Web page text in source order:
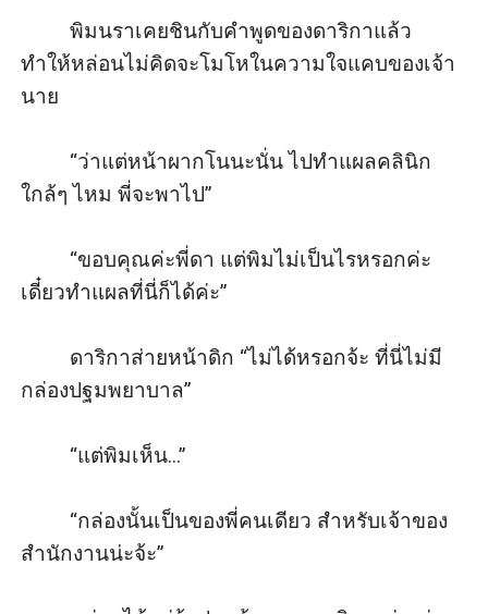
พิมนราเคยชินกับคำพูดของดาริกาแล้ว
ทำให้หล่อนไม่คิดจะโมโหในความใจแคบของเจ้า
นาย
“ว่าแต่หน้าผากโนนะนั่น ไปทำแผลคลินิก
ใกล้ๆ ไหม พี่จะพาไป”
“ขอบคุณค่ะพี่ดา แต่พิมไม่เป็นไรหรอกค่ะ
เดี๋ยวทำแผลที่นี่ก็ได้ค่ะ”
ดาริกาส่ายหน้าดิก “ไม่ได้หรอกจ้ะ ที่นี่ไม่มี
กล่องปฐมพยาบาล”
“แต่พิมเห็น...”
“กล่องนั้นเป็นของพี่คนเดียว สำหรับเจ้าของ
สำนักงานน่ะจ้ะ”